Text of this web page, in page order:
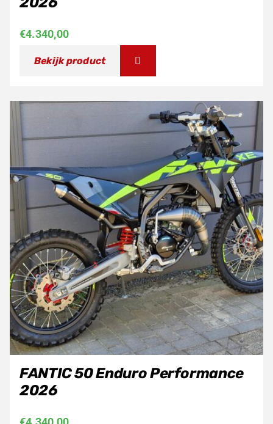
€4.340,00
Bekijk product
FANTIC 50 Enduro Performance
2026